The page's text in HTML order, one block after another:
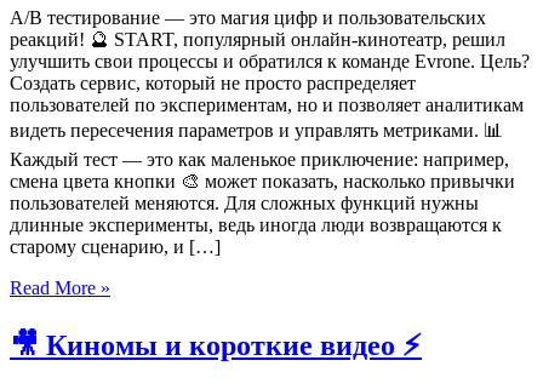
A/B тестирование — это магия цифр и пользовательских
реакций! 🔮 START, популярный онлайн-кинотеатр, решил
улучшить свои процессы и обратился к команде Evrone. Цель?
Создать сервис, который не просто распределяет
пользователей по экспериментам, но и позволяет аналитикам
видеть пересечения параметров и управлять метриками. 📊
Каждый тест — это как маленькое приключение: например,
смена цвета кнопки 🎨 может показать, насколько привычки
пользователей меняются. Для сложных функций нужны
длинные эксперименты, ведь иногда люди возвращаются к
старому сценарию, и […]
Read More »
🎥 Киномы и короткие видео ⚡